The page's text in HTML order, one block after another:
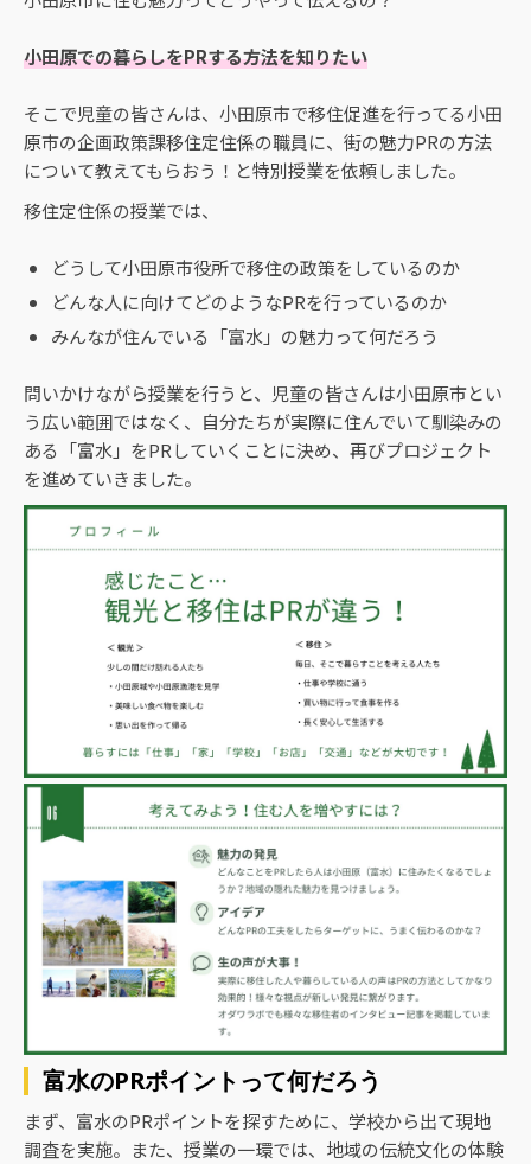
小田原での暮らしをPRする方法を知りたい
そこで児童の皆さんは、小田原市で移住促進を行ってる小田
原市の企画政策課移住定住係の職員に、街の魅力PRの方法
について教えてもらおう！と特別授業を依頼しました。
移住定住係の授業では、
どうして小田原市役所で移住の政策をしているのか
どんな人に向けてどのようなPRを行っているのか
みんなが住んでいる「富水」の魅力って何だろう
問いかけながら授業を行うと、児童の皆さんは小田原市とい
う広い範囲ではなく、自分たちが実際に住んでいて馴染みの
ある「富水」をPRしていくことに決め、再びプロジェクト
を進めていきました。
富水のPRポイントって何だろう
まず、富水のPRポイントを探すために、学校から出て現地
調査を実施。また、授業の一環では、地域の伝統文化の体験